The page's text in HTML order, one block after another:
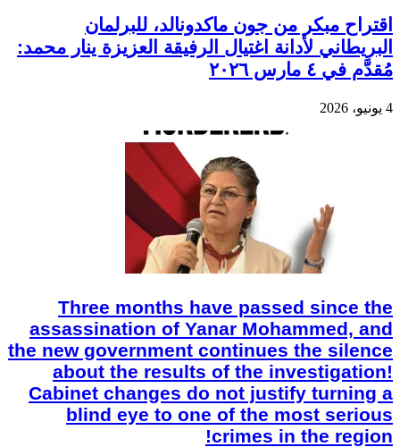
اقتراح مبكر من جون ماكدونالد، للبرلمان
البريطاني لأدانة اغتيال الرفيقة العزيزة ينار محمد:
مُقدَّم في ٤ مارس ٢٠٢٦
4 يونيو، 2026
Three months have passed since the
assassination of Yanar Mohammed, and
the new government continues the silence
about the results of the investigation!
Cabinet changes do not justify turning a
blind eye to one of the most serious
crimes in the region!